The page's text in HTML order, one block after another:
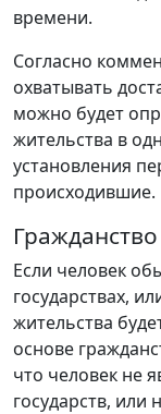
времени.
Согласно
охватывать
можно будет
жительства в
установления
происходившие.
Гражданство
Если человек
государствах,
жительства
основе
что человек не
государств, или